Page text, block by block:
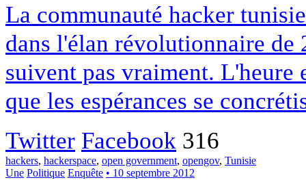
La communauté hacker
dans l'élan révolutionnaire de
suivent pas vraiment. L'heure
que les espérances se
Twitter Facebook 316
hackers, hackerspace, open government, opengov, Tunisie
Une Politique Enquête • 10 septembre 2012